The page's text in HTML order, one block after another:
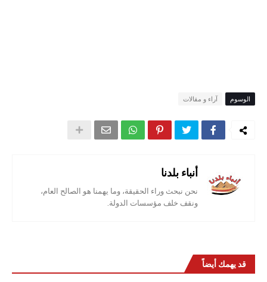
الوسوم آراء و مقالات
أنباء بلدنا
نحن نبحث وراء الحقيقة، وما يهمنا هو الصالح العام،
ونقف خلف مؤسسات الدولة.
قد يهمك أيضاً